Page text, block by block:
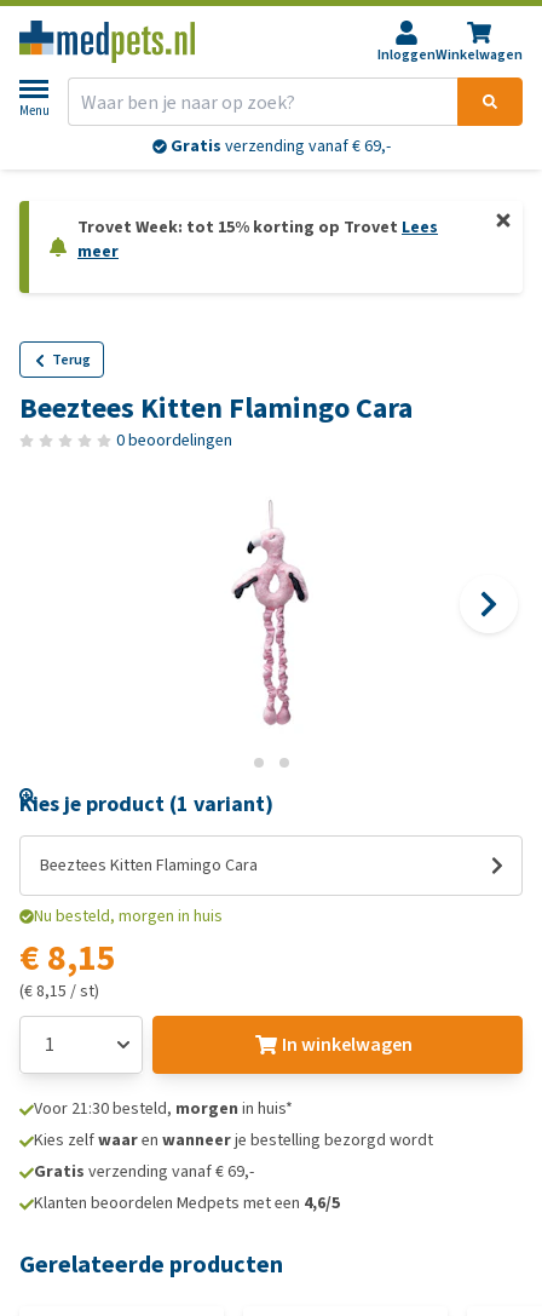
InloggenWinkelwagen
Menu
Gratis verzending vanaf € 69,-
Trovet Week: tot 15% korting op Trovet Lees
meer
Terug
Beeztees Kitten Flamingo Cara
0 beoordelingen
Kies je product (1 variant)
Beeztees Kitten Flamingo Cara
Nu besteld, morgen in huis
€ 8,15
(€ 8,15 / st)
In winkelwagen
Voor 21:30 besteld, morgen in huis*
Kies zelfwaaren wanneerje bestelling bezorgd wordt
Gratis verzending vanaf € 69,-
Klanten beoordelen Medpets met een 4,6/5
Gerelateerde producten